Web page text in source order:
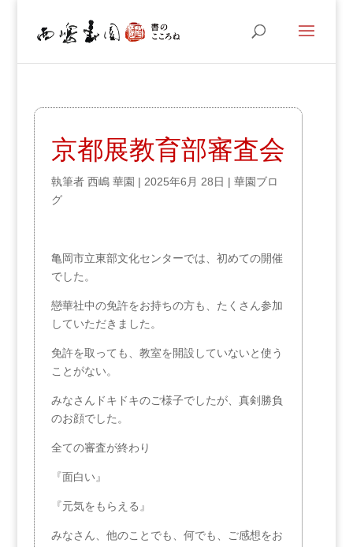
京都展教育部審査会
執筆者 西嶋 華園 | 2025年6月 28日 | 華園ブロ
グ
亀岡市立東部文化センターでは、初めての開催
でした。
戀華社中の免許をお持ちの方も、たくさん参加
していただきました。
免許を取っても、教室を開設していないと使う
ことがない。
みなさんドキドキのご様子でしたが、真剣勝負
のお顔でした。
全ての審査が終わり
『面白い』
『元気をもらえる』
みなさん、他のことでも、何でも、ご感想をお